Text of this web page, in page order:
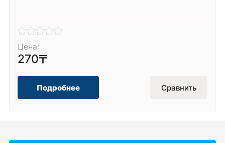
Цена:
270
Подробнее Сравнить